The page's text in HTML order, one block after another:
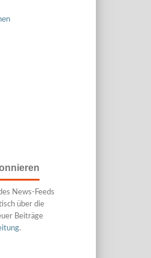
News-Feeds
über die
Beiträge
.